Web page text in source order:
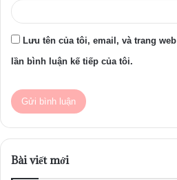
Lưu tên của tôi, email, và trang
lần bình luận kế tiếp của tôi.
Bài viết mới